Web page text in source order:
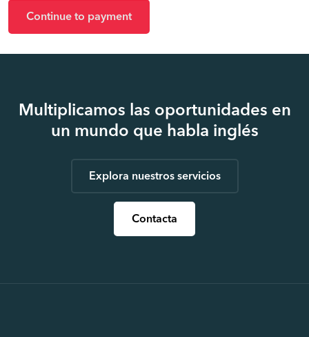
Continue to payment
Multiplicamos las oportunidades en
un mundo que habla inglés
Explora nuestros servicios
Contacta